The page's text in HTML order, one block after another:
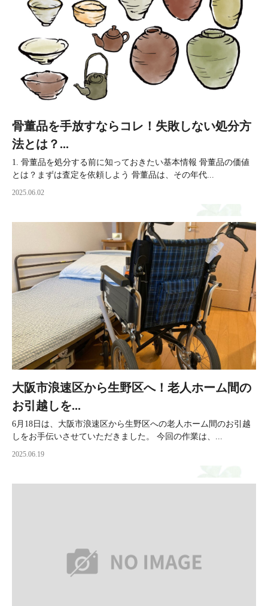
骨董品を手放すならコレ！失敗しない処分方
法とは？...
1. 骨董品を処分する前に知っておきたい基本情報 骨董品の価値
とは？まずは査定を依頼しよう 骨董品は、その年代...
2025.06.02
大阪市浪速区から生野区へ！老人ホーム間の
お引越しを...
6月18日は、大阪市浪速区から生野区への老人ホーム間のお引越
しをお手伝いさせていただきました。 今回の作業は、...
2025.06.19